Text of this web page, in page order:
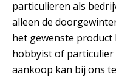
particulieren als
alleen de
het gewenste product
hobbyist of particulier
aankoop kan bij ons